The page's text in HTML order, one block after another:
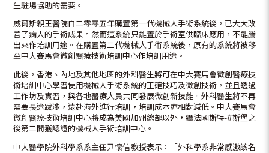
生駐場協助的需要。
威爾斯親王醫院自二零零五年購置第一代機械人手術系統後，已大大改
善了病人的手術成果。然而這系統只能置於手術室供臨床應用，不能騰
出來作培訓用途。在購置第二代機械人手術系統後，原有的系統將被移
至中大賽馬會微創醫療技術培訓中心作培訓用途。
此後，香港、內地及其他地區的外科醫生將可在中大賽馬會微創醫療技
術培訓中心學習使用機械人手術系統的正確技巧及微創技術，並且透過
工作坊及實習，與各地醫療人員共同發展微創新技能。外科醫生將不再
需要長途跋涉，遠赴海外進行培訓，培訓成本亦相對減低。中大賽馬會
微創醫療技術培訓中心將成為美國加州總部以外，繼法國斯特拉斯堡之
後第二間獲認證的機械人手術培訓中心。
中大醫學院外科學系系主任尹懷信教授表示：「外科學系非常感激該名